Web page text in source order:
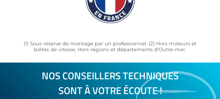
(1) Sous réserve de montage par un professionnel. (2) Hors moteurs et
boîtes de vitesse. Hors régions et départements d’Outre-mer.
NOS CONSEILLERS TECHNIQUES
SONT À VOTRE ÉCOUTE !